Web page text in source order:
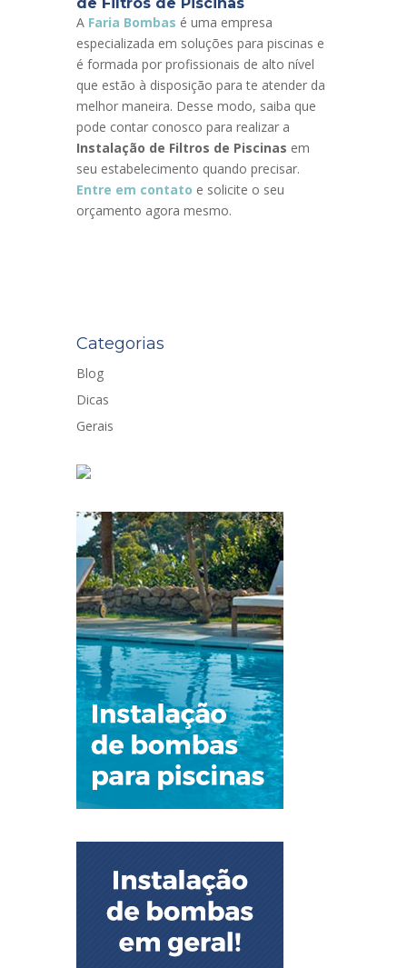
A Faria Bombas é uma empresa
especializada em soluções para piscinas e
é formada por profissionais de alto nível
que estão à disposição para te atender da
melhor maneira. Desse modo, saiba que
pode contar conosco para realizar a
Instalação de Filtros de Piscinas em
seu estabelecimento quando precisar.
Entre em contato e solicite o seu
orçamento agora mesmo.
Categorias
Blog
Dicas
Gerais